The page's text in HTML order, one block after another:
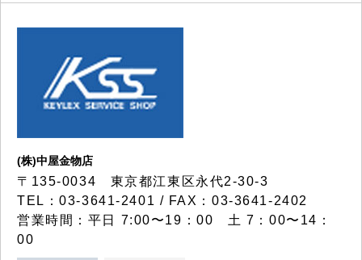
(株)中屋金物店
〒135-0034 東京都江東区永代2-30-3
TEL：03-3641-2401 / FAX：03-3641-2402
営業時間：平日 7:00〜19：00 土 7：00〜14：
00